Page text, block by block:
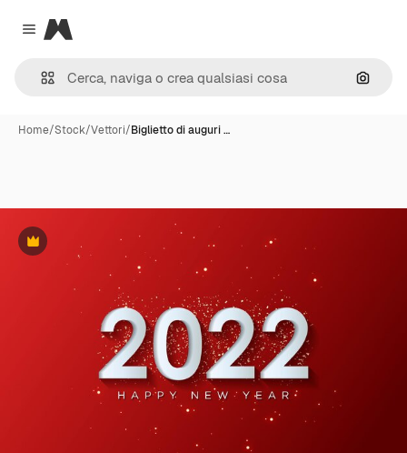
Close menu
Magnific
Cerca
Home/Stock/Vettori/Biglietto di auguri …
Premium